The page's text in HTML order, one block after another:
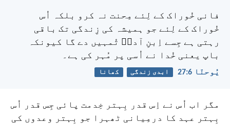
فانی خُوراک کے لِئے مِحنت نہ کرو بلکہ اُس
خُوراک کے لِئے جو ہمیشہ کی زِندگی تک باقی
رہتی ہے جِسے اِبنِ آدمؔ تُمہیں دے گا کیونکہ
باپ یعنی خُدا نے اُسی پر مُہر کی ہے۔
یُوحنّا 6:‏27 ابدی زندگی کھانا
مگر اب اُس نے اِس قدر بِہتر خِدمت پائی جِس قدر اُس
بِہتر عہد کا درمِیانی ٹھہرا جو بِہتر وعدوں کی